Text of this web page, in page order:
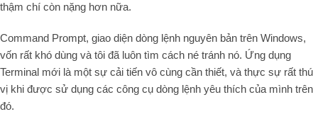
thậm chí còn nặng hơn nữa.
Command Prompt, giao diện dòng lệnh nguyên bản trên Windows,
vốn rất khó dùng và tôi đã luôn tìm cách né tránh nó. Ứng dụng
Terminal mới là một sự cải tiến vô cùng cần thiết, và thực sự rất thú
vị khi được sử dụng các công cụ dòng lệnh yêu thích của mình trên
đó.